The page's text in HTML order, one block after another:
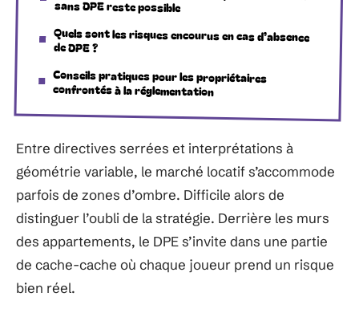
sans DPE reste possible
Quels sont les risques encourus en cas d’absence
de DPE ?
Conseils pratiques pour les propriétaires
confrontés à la réglementation
Entre directives serrées et interprétations à
géométrie variable, le marché locatif s’accommode
parfois de zones d’ombre. Difficile alors de
distinguer l’oubli de la stratégie. Derrière les murs
des appartements, le DPE s’invite dans une partie
de cache-cache où chaque joueur prend un risque
bien réel.